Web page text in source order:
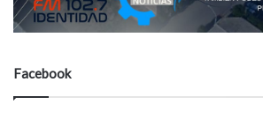
Facebook